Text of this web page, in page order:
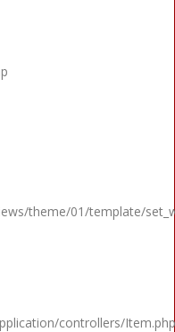
theme/01/template/
controllers/Item.php